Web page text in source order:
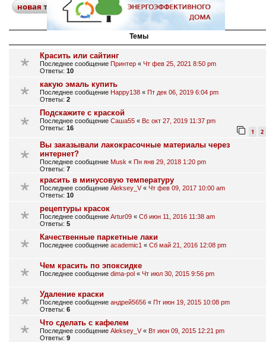
новаятема поискрасширенный
31 тема • Страница 1из
Темы
Красить или сайтинг
Последнее сообщение Принтер « Чт фев 25, 2021 8:50 pm
Ответы: 10
какую эмаль купить
Последнее сообщение Happy138 « Пт дек 06, 2019 6:04 pm
Ответы: 2
Подскажите с краской
Последнее сообщение Саша55 « Вс окт 27, 2019 11:37 pm
Ответы: 16 1 2
Вы заказывали лакокрасочные материалы через
интернет?
Последнее сообщение Musk « Пн янв 29, 2018 1:20 pm
Ответы: 7
красить в минусовую температуру
Последнее сообщение Aleksey_V« Чт фев 09, 2017 10:00 am
Ответы: 10
рецептуры красок
Последнее сообщение Artur09 « Сб июн 11, 2016 11:38 am
Ответы: 5
Качественные паркетные лаки
Последнее сообщение academic1 « Сб май 21, 2016 12:08 pm
Чем красить по эпоксидке
Последнее сообщение dima-pol « Чт июл 30, 2015 9:56 pm
Удаление краски
Последнее сообщение андрей5656 « Пт июн 19, 2015 10:08 pm
Ответы: 6
Что сделать с кафелем
Последнее сообщение Aleksey_V« Вт июн 09, 2015 12:21 pm
Ответы: 9